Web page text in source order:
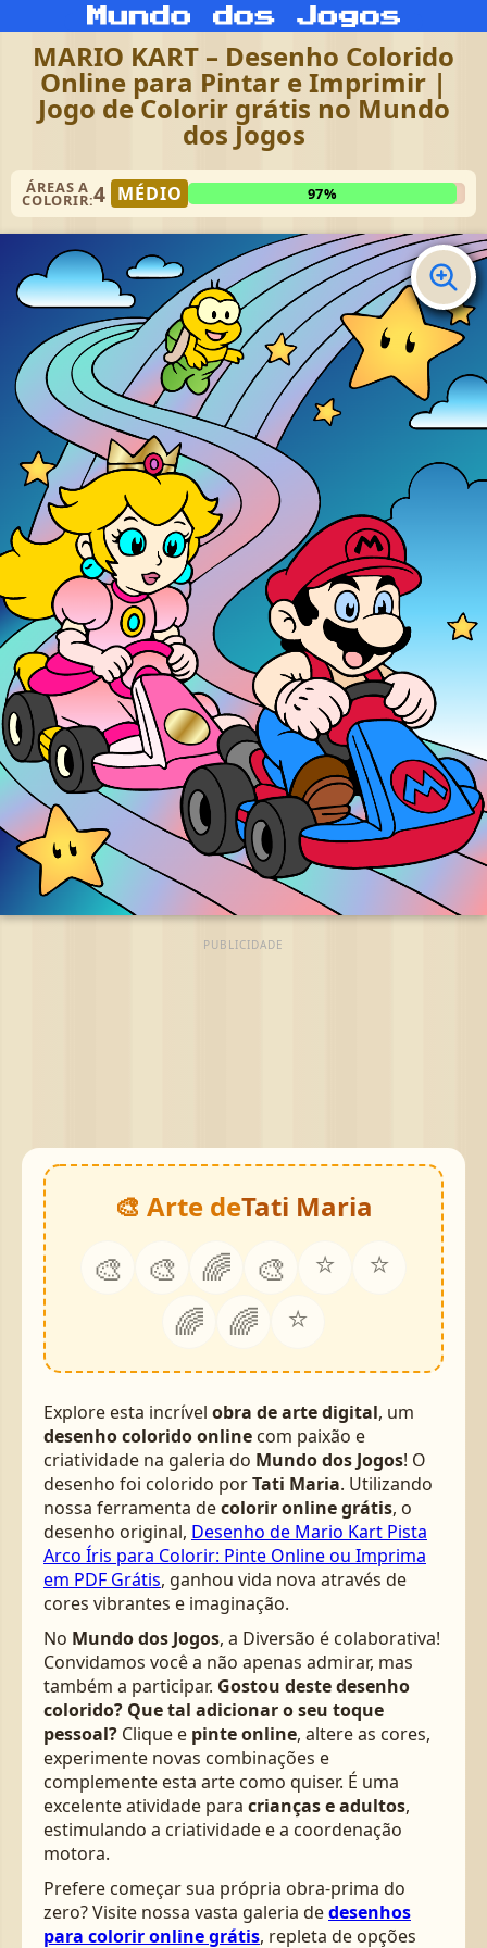
MARIO KART – Desenho Colorido
Online para Pintar e Imprimir |
Jogo de Colorir grátis no Mundo
dos Jogos
ÁREAS A
COLORIR:4 MÉDIO 97%
PUBLICIDADE
🎨 Arte deTati Maria
🎨 🎨 🌈 🎨 ⭐
⭐
🌈
🌈 ⭐
Explore esta incrível obra de arte digital, um
desenho colorido online com paixão e
criatividade na galeria do Mundo dos Jogos! O
desenho foi colorido porTati Maria. Utilizando
nossa ferramenta decolorir online grátis, o
desenho original, Desenho de Mario Kart Pista
Arco Íris para Colorir: Pinte Online ou Imprima
em PDF Grátis, ganhou vida nova através de
cores vibrantes e imaginação.
No Mundo dos Jogos, a Diversão é colaborativa!
Convidamos você a não apenas admirar, mas
também a participar. Gostou deste desenho
colorido? Que tal adicionar o seu toque
pessoal? Clique e pinte online, altere as cores,
experimente novas combinações e
complemente esta arte como quiser. É uma
excelente atividade para crianças e adultos,
estimulando a criatividade e a coordenação
motora.
Prefere começar sua própria obra-prima do
zero? Visite nossa vasta galeria dedesenhos
para colorir online grátis, repleta de opções